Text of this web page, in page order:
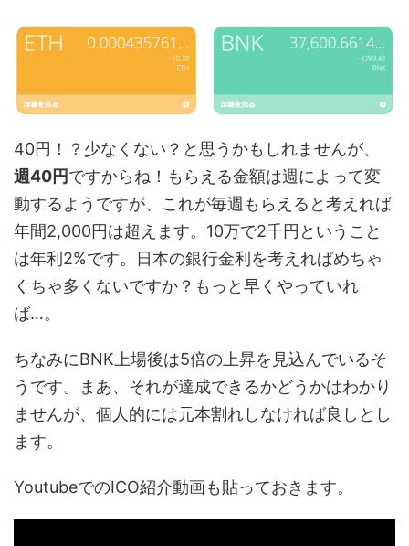
40円！？少なくない？と思うかもしれませんが、
週40円ですからね！もらえる金額は週によって変
動するようですが、これが毎週もらえると考えれば
年間2,000円は超えます。10万で2千円ということ
は年利2%です。日本の銀行金利を考えればめちゃ
くちゃ多くないですか？もっと早くやっていれ
ば…。
ちなみにBNK上場後は5倍の上昇を見込んでいるそ
うです。まあ、それが達成できるかどうかはわかり
ませんが、個人的には元本割れしなければ良しとし
ます。
YoutubeでのICO紹介動画も貼っておきます。